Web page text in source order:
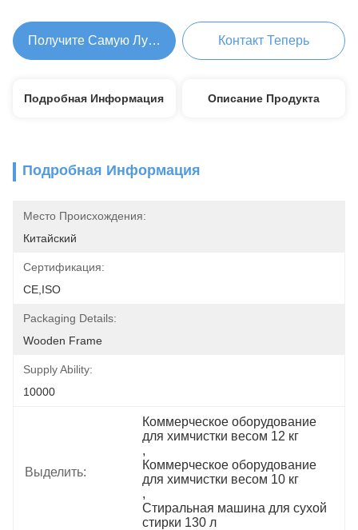
Получите Самую Лучшую Цену Контакт Теперь
Подробная Информация Описание Продукта
Подробная Информация
Место Происхождения:
Китайский
Сертификация:
CE,ISO
Packaging Details:
Wooden Frame
Supply Ability:
10000
Выделить:
Коммерческое оборудование
для химчистки весом 12 кг
,
Коммерческое оборудование
для химчистки весом 10 кг
,
Стиральная машина для сухой
стирки 130 л